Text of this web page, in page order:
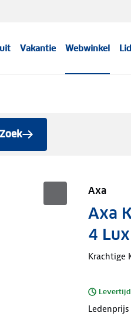
Vakantie Webwinkel
Zoek
Axa
Axa
4
Krachtige
Ledenprijs